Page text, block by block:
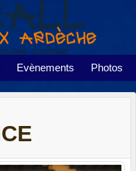
Evènements Photos